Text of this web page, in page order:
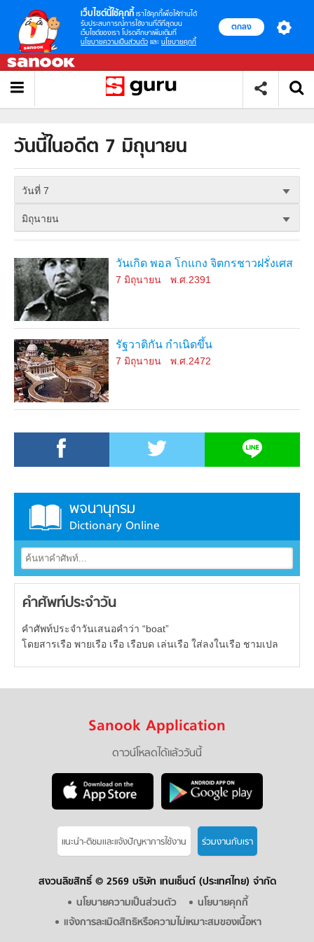
เว็บไซต์นี้ใช้คุกกี้ เราใช้คุกกี้เพื่อให้ท่านได้
รับประสบการณ์การใช้งานที่ดีที่สุดบน
เว็บไซต์ของเรา โปรดศึกษาเพิ่มเติมที่
นโยบายความเป็นส่วนตัว และ นโยบายคุกกี้
ตกลง
วันนี้ในอดีต 7 มิถุนายน
วันที่ 7
มิถุนายน
วันเกิด พอล โกแกง จิตกรชาวฝรั่งเศส
7 มิถุนายน พ.ศ.2391
รัฐวาติกัน กำเนิดขึ้น
7 มิถุนายน พ.ศ.2472
พจนานุกรม
Dictionary Online
คำศัพท์ประจำวัน
คำศัพท์ประจำวันเสนอคำว่า “boat”
โดยสารเรือ พายเรือ เรือ เรือบด เล่นเรือ ใส่ลงในเรือ ชามเปล
Sanook Application
ดาวน์โหลดได้แล้ววันนี้
แนะนำ-ติชมเเละแจ้งปัญหาการใช้งาน ร่วมงานกับเรา
สงวนลิขสิทธิ์ © 2569 บริษัท เทนเซ็นต์ (ประเทศไทย) จำกัด
นโยบายความเป็นส่วนตัว
นโยบายคุกกี้
แจ้งการละเมิดสิทธิหรือความไม่เหมาะสมของเนื้อหา